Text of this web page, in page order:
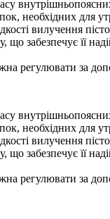
необхідних для
вилучення
що забезпечує її
регулювати за
необхідних для
вилучення
що забезпечує її
регулювати за